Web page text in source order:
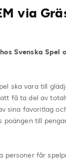
via
Svenska Spel
ska vara till
få ta del av
sina favoritlag
poängen till
personer får